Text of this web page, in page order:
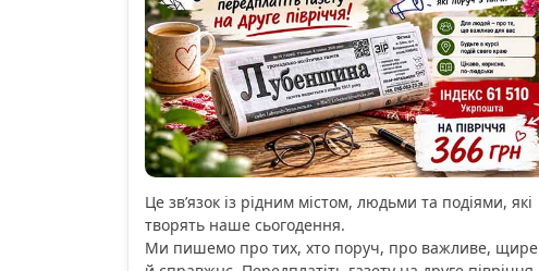
Це зв’язок із рідним містом, людьми та подіями, які
творять наше сьогодення.
Ми пишемо про тих, хто поруч, про важливе, щире